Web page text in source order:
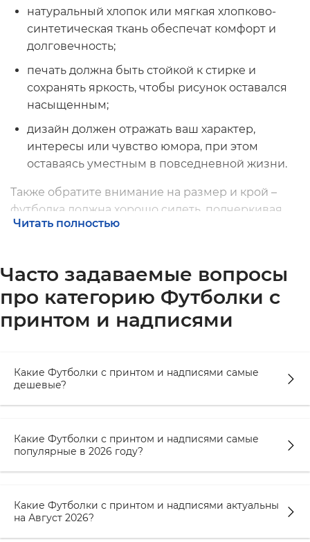
натуральный хлопок или мягкая хлопково-
синтетическая ткань обеспечат комфорт и
долговечность;
печать должна быть стойкой к стирке и
сохранять яркость, чтобы рисунок оставался
насыщенным;
дизайн должен отражать ваш характер,
интересы или чувство юмора, при этом
оставаясь уместным в повседневной жизни.
Также обратите внимание на размер и крой –
футболка должна хорошо сидеть, подчеркивая
фигуру и не сковывая движений. Наконец,
и нанесения принта.
Особенности футболок с принтами и
Футболки с прикольными принтами и
надписями давно перестали быть просто
элементом гардероба – они стали способом
настроение, послание или шутку. Такая одежда
помогает подчеркнуть индивидуальность,
показать увлечения, отношение к жизни или
определяются не только тканью, но и типом
печати, а также проработанностью дизайна.
Читать полностью
Часто задаваемые вопросы
про категорию Футболки с
принтом и надписями
Какие Футболки с принтом и надписями самые
дешевые?
Какие Футболки с принтом и надписями самые
популярные в 2026 году?
Какие Футболки с принтом и надписями актуальны
на Август 2026?